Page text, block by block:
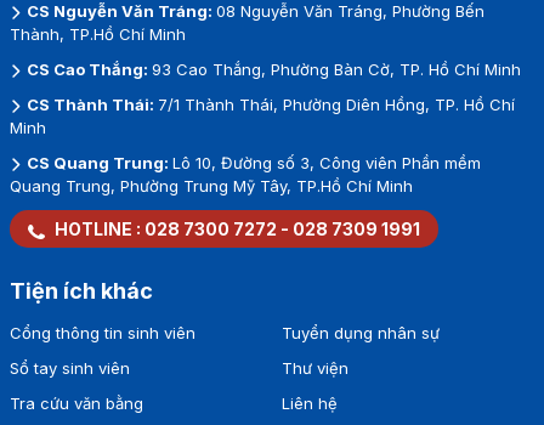
CS Nguyễn Văn Tráng: 08 Nguyễn Văn Tráng, Phường Bến
Thành, TP.Hồ Chí Minh
CS Cao Thắng: 93 Cao Thắng, Phường Bàn Cờ, TP. Hồ Chí Minh
CS Thành Thái: 7/1 Thành Thái, Phường Diên Hồng, TP. Hồ Chí
Minh
CS Quang Trung: Lô 10, Đường số 3, Công viên Phần mềm
Quang Trung, Phường Trung Mỹ Tây, TP.Hồ Chí Minh
HOTLINE : 028 7300 7272 - 028 7309 1991
Tiện ích khác
Cổng thông tin sinh viên
Sổ tay sinh viên
Tra cứu văn bằng
Tuyển dụng nhân sự
Thư viện
Liên hệ